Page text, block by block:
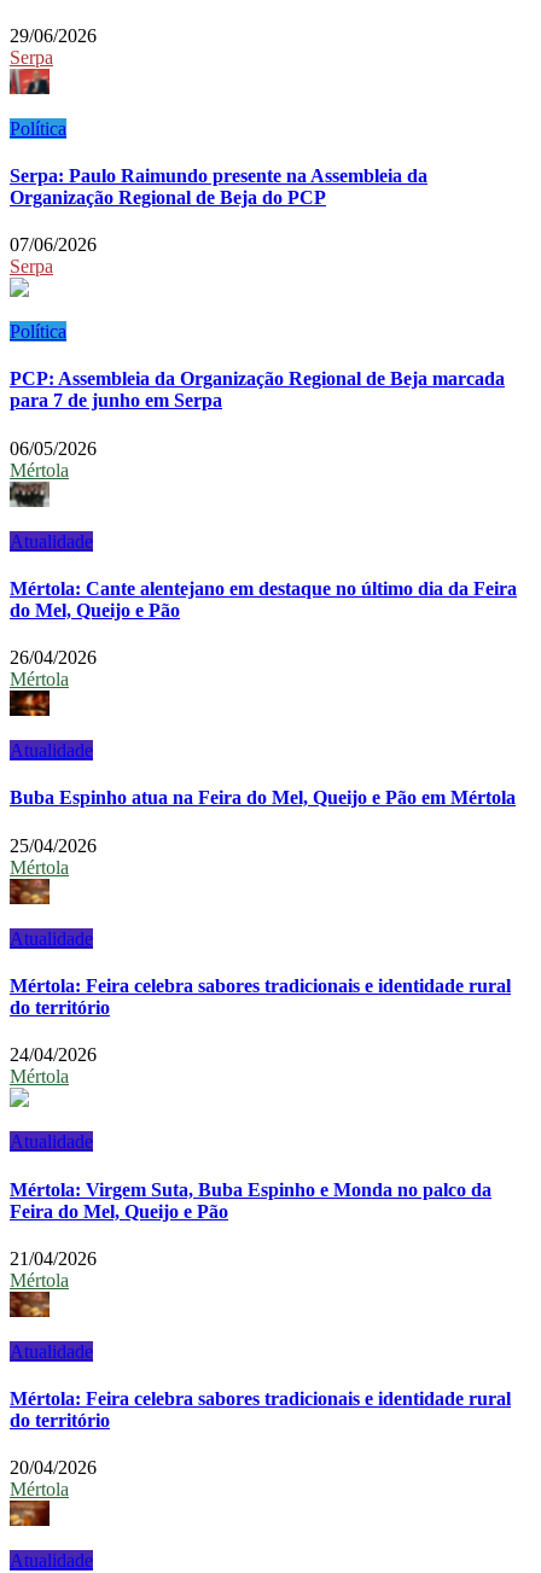
29/06/2026
Serpa
Política
Serpa: Paulo Raimundo presente na Assembleia da
Organização Regional de Beja do PCP
07/06/2026
Serpa
Política
PCP: Assembleia da Organização Regional de Beja marcada
para 7 de junho em Serpa
06/05/2026
Mértola
Atualidade
Mértola: Cante alentejano em destaque no último dia da Feira
do Mel, Queijo e Pão
26/04/2026
Mértola
Atualidade
Buba Espinho atua na Feira do Mel, Queijo e Pão em Mértola
25/04/2026
Mértola
Atualidade
Mértola: Feira celebra sabores tradicionais e identidade rural
do território
24/04/2026
Mértola
Atualidade
Mértola: Virgem Suta, Buba Espinho e Monda no palco da
Feira do Mel, Queijo e Pão
21/04/2026
Mértola
Atualidade
Mértola: Feira celebra sabores tradicionais e identidade rural
do território
20/04/2026
Mértola
Atualidade